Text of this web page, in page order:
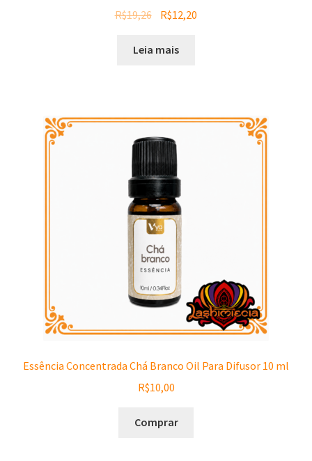
R$19,26
original
R$12,20
Leia mais
Essência Concentrada Chá Branco Oil Para Difusor 10 ml
R$10,00
Comprar